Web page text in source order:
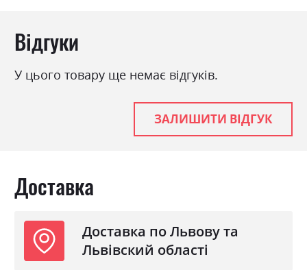
Розкладний
так
так
160х346
Відгуки
У цього товару ще немає відгуків.
ЗАЛИШИТИ ВІДГУК
Доставка
Доставка по Львову та
Львівский області